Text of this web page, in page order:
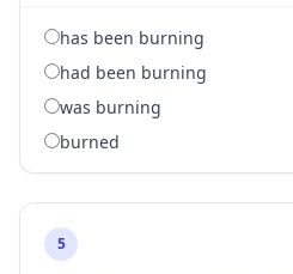
has been burning
had been burning
was burning
burned
5